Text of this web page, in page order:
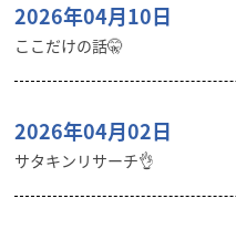
2026年04月10日
ここだけの話🤫
2026年04月02日
サタキンリサーチ👌